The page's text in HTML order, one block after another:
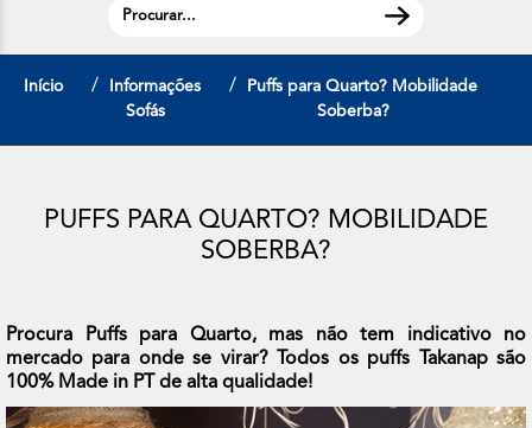
Início
Informações
Sofás
Puffs para Quarto? Mobilidade
Soberba?
PUFFS PARA QUARTO? MOBILIDADE
SOBERBA?
Procura Puffs para Quarto, mas não tem indicativo no
mercado para onde se virar? Todos os puffs Takanap são
100% Made in PT de alta qualidade!